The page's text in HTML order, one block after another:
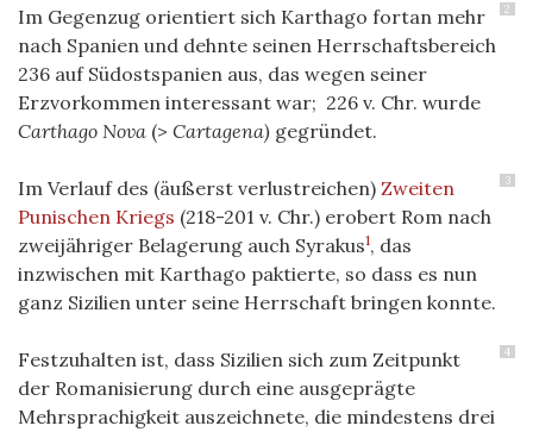
2
Im Gegenzug orientiert sich Karthago fortan mehr
nach Spanien und dehnte seinen Herrschaftsbereich
236 auf Südostspanien aus, das wegen seiner
Erzvorkommen interessant war; 226 v. Chr. wurde
Carthago Nova (> Cartagena) gegründet.
3
Im Verlauf des (äußerst verlustreichen) Zweiten
Punischen Kriegs (218-201 v. Chr.) erobert Rom nach
zweijähriger Belagerung auch Syrakus1, das
inzwischen mit Karthago paktierte, so dass es nun
ganz Sizilien unter seine Herrschaft bringen konnte.
4
Festzuhalten ist, dass Sizilien sich zum Zeitpunkt
der Romanisierung durch eine ausgeprägte
Mehrsprachigkeit auszeichnete, die mindestens drei